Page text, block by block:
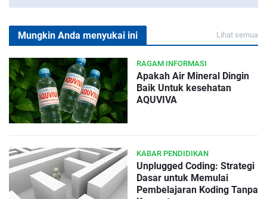
Mungkin Anda menyukai ini Lihat semua
RAGAM INFORMASI
Apakah Air Mineral Dingin
Baik Untuk kesehatan
AQUVIVA
KABAR PENDIDIKAN
Unplugged Coding: Strategi
Dasar untuk Memulai
Pembelajaran Koding Tanpa